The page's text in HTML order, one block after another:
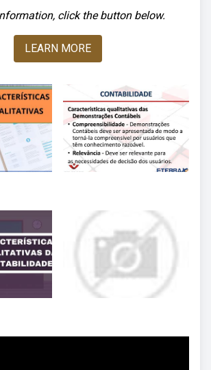
click the button below.
LEARN MORE